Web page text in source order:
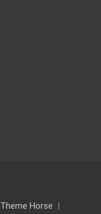
Theme Horse